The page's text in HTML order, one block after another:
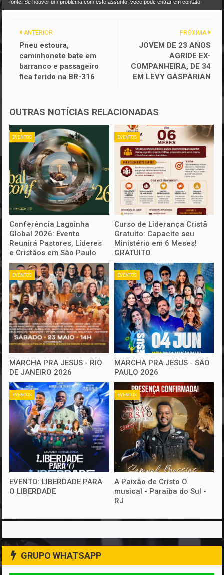
fonte. Se houver um problema com este assunto, você pode entrar em contato
PRÓXIMA
JOVEM DE 23 ANOS
AGRIDE EX-
COMPANHEIRA, DE 34
EM LEVY GASPARIAN
ANTERIOR
Pneu estoura,
caminhonete bate em
barranco e passageiro
fica ferido na BR-316
OUTRAS NOTÍCIAS RELACIONADAS
EVENTOS
Conferência Lagoinha
Global 2026: Evento
Reunirá Pastores, Líderes
e Cristãos em São Paulo
EVENTOS
Curso de Liderança Cristã
Gratuito: Capacite seu
Ministério em 6 Meses!
GRATUITO
EVENTOS
MARCHA PRA JESUS - RIO
DE JANEIRO 2026
EVENTOS
MARCHA PRA JESUS - SÃO
PAULO 2026
EVENTOS
EVENTO: LIBERDADE PARA
O LIBERDADE
EVENTOS
A Paixão de Cristo O
musical - Paraiba do Sul -
RJ
GRUPO WHATSAPP